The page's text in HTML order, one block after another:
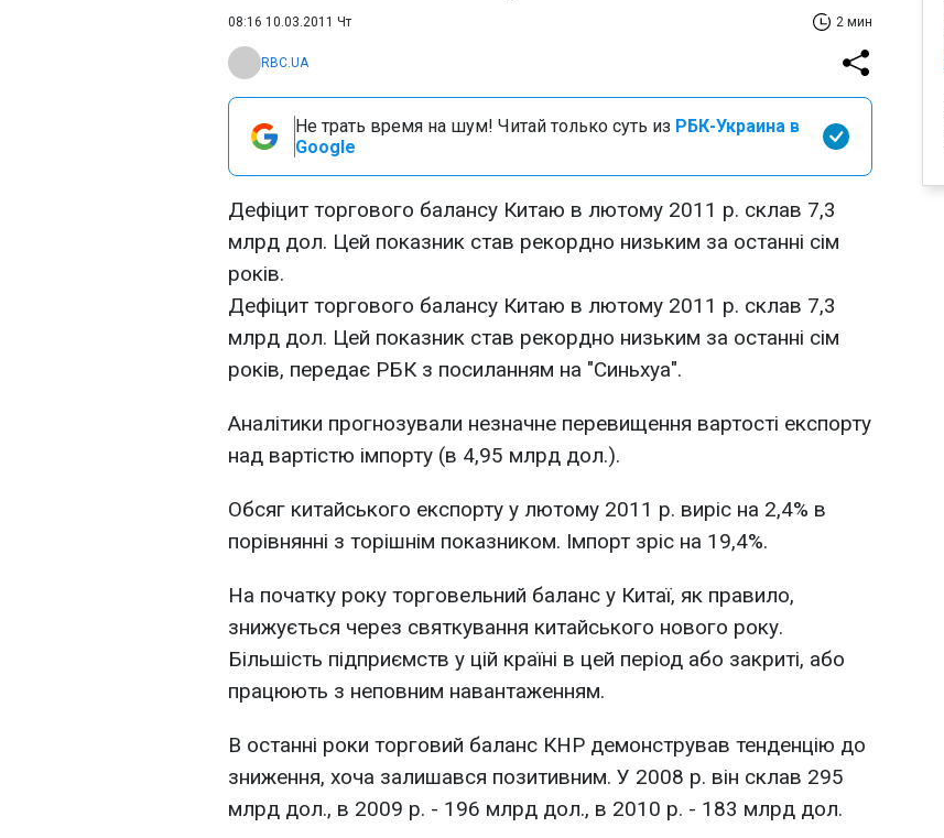
08:16 10.03.2011 Чт 2 мин
RBC.UA
Не трать время на шум! Читай только суть из РБК-Украина в
Google
Дефіцит торгового балансу Китаю в лютому 2011 р. склав 7,3
млрд дол. Цей показник став рекордно низьким за останні сім
років.
Дефіцит торгового балансу Китаю в лютому 2011 р. склав 7,3
млрд дол. Цей показник став рекордно низьким за останні сім
років, передає РБК з посиланням на "Синьхуа".
Аналітики прогнозували незначне перевищення вартості експорту
над вартістю імпорту (в 4,95 млрд дол.).
Обсяг китайського експорту у лютому 2011 р. виріс на 2,4% в
порівнянні з торішнім показником. Імпорт зріс на 19,4%.
На початку року торговельний баланс у Китаї, як правило,
знижується через святкування китайського нового року.
Більшість підприємств у цій країні в цей період або закриті, або
працюють з неповним навантаженням.
В останні роки торговий баланс КНР демонстрував тенденцію до
зниження, хоча залишався позитивним. У 2008 р. він склав 295
млрд дол., в 2009 р. - 196 млрд дол., в 2010 р. - 183 млрд дол.